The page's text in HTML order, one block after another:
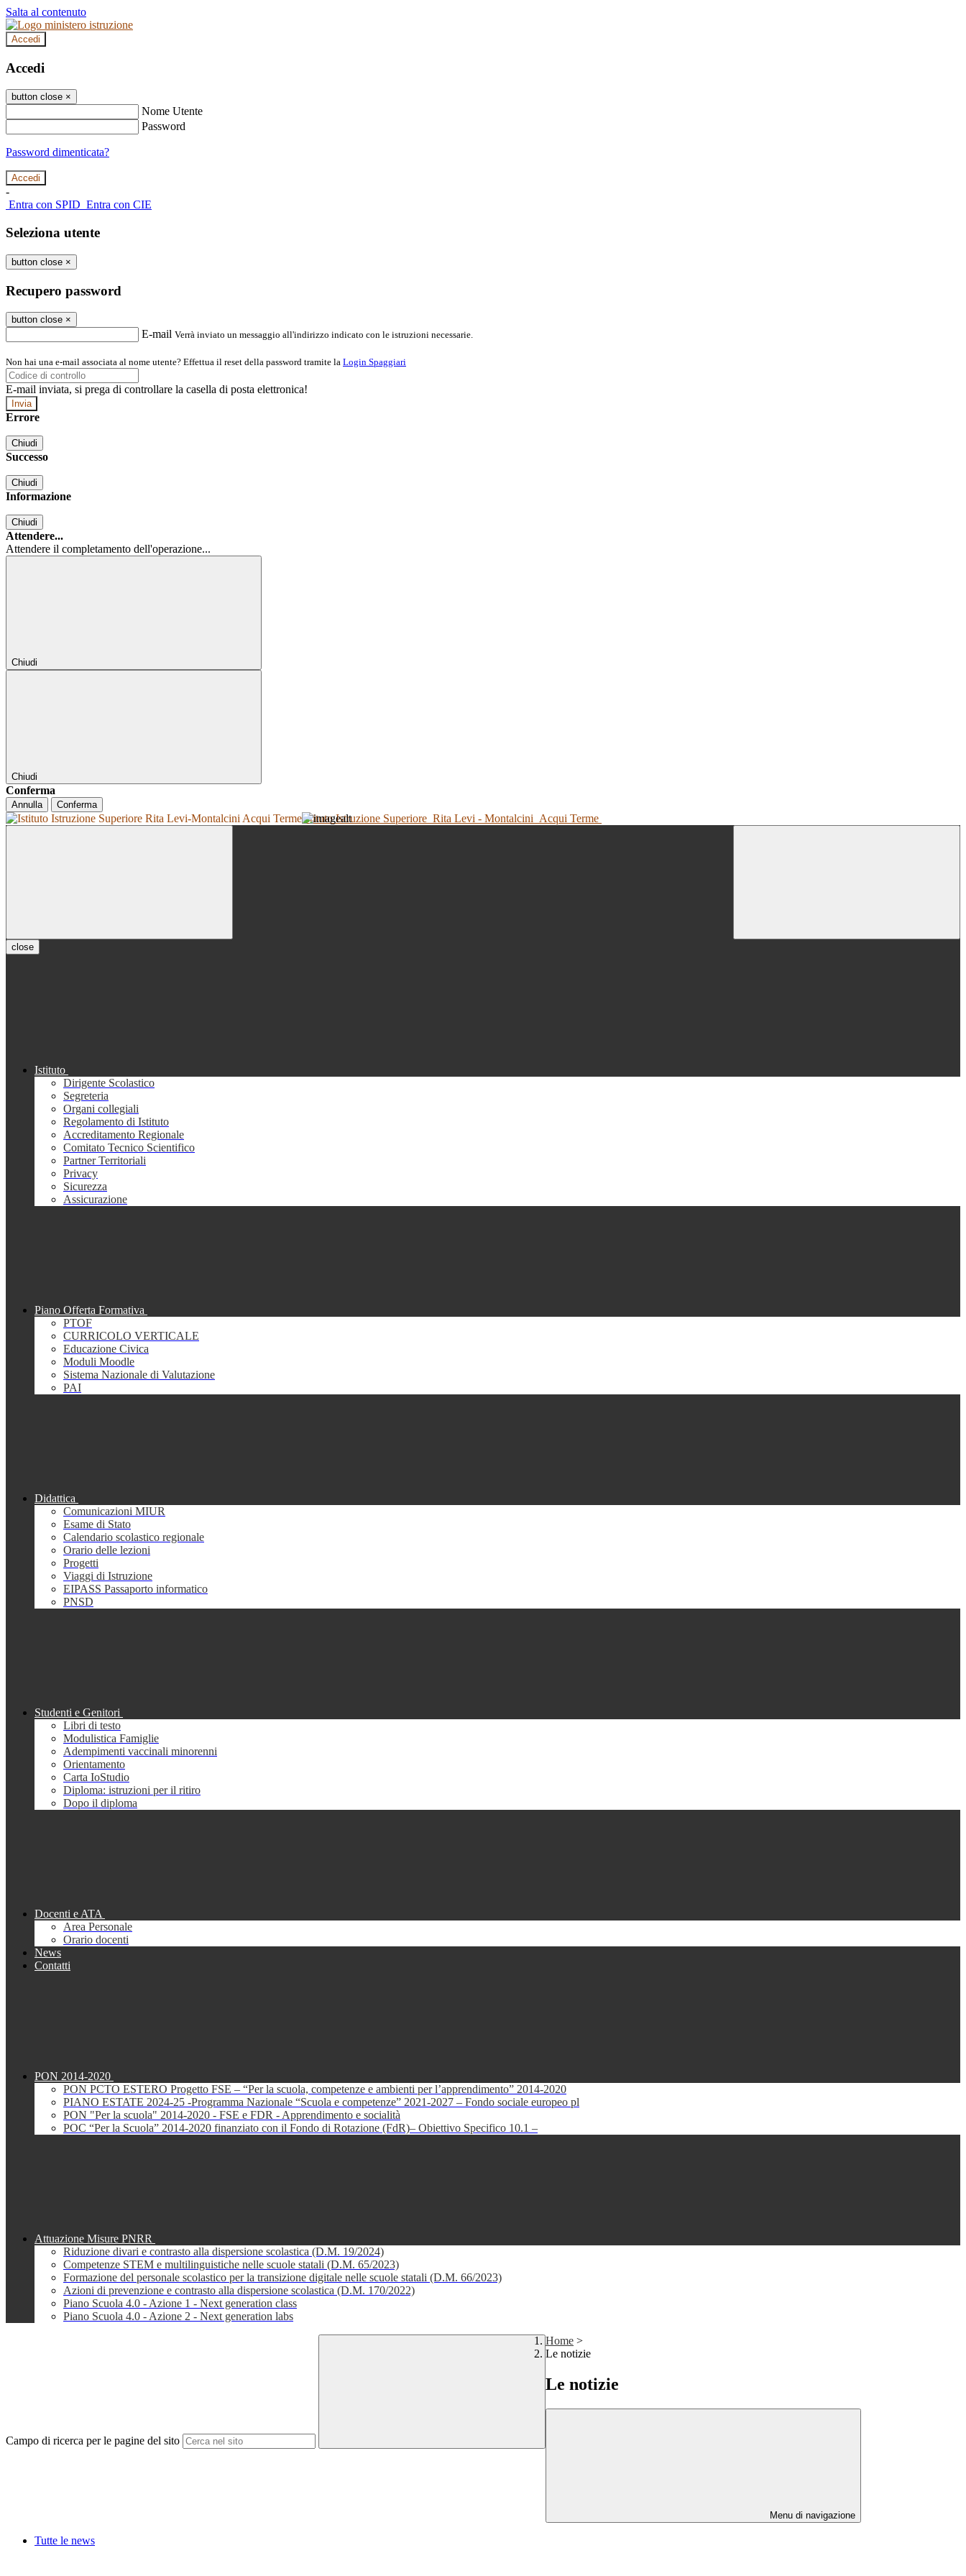
Salta al contenuto
Accedi
Accedi
button close ×
Nome Utente
Password
Password dimenticata?
-
Entra con SPID Entra con CIE
Seleziona utente
button close ×
Recupero password
button close ×
E-mail Verrà inviato un messaggio all'indirizzo indicato con le istruzioni necessarie.
Non hai una e-mail associata al nome utente? Effettua il reset della password tramite la Login Spaggiari
E-mail inviata, si prega di controllare la casella di posta elettronica!
Errore
Chiudi
Successo
Chiudi
Informazione
Chiudi
Attendere...
Attendere il completamento dell'operazione...
Chiudi
Chiudi
Conferma
Annulla Conferma
Istituto Istruzione Superiore Rita Levi - Montalcini Acqui Terme
close
Istituto
Dirigente Scolastico
Segreteria
Organi collegiali
Regolamento di Istituto
Accreditamento Regionale
Comitato Tecnico Scientifico
Partner Territoriali
Privacy
Sicurezza
Assicurazione
Piano Offerta Formativa
PTOF
CURRICOLO VERTICALE
Educazione Civica
Moduli Moodle
Sistema Nazionale di Valutazione
PAI
Didattica
Comunicazioni MIUR
Esame di Stato
Calendario scolastico regionale
Orario delle lezioni
Progetti
Viaggi di Istruzione
EIPASS Passaporto informatico
PNSD
Studenti e Genitori
Libri di testo
Modulistica Famiglie
Adempimenti vaccinali minorenni
Orientamento
Carta IoStudio
Diploma: istruzioni per il ritiro
Dopo il diploma
Docenti e ATA
Area Personale
Orario docenti
News
Contatti
PON 2014-2020
PON PCTO ESTERO Progetto FSE – “Per la scuola, competenze e ambienti per l’apprendimento” 2014-2020
PIANO ESTATE 2024-25 -Programma Nazionale “Scuola e competenze” 2021-2027 – Fondo sociale europeo pl
PON "Per la scuola" 2014-2020 - FSE e FDR - Apprendimento e socialità
POC “Per la Scuola” 2014-2020 finanziato con il Fondo di Rotazione (FdR)– Obiettivo Specifico 10.1 –
Attuazione Misure PNRR
Riduzione divari e contrasto alla dispersione scolastica (D.M. 19/2024)
Competenze STEM e multilinguistiche nelle scuole statali (D.M. 65/2023)
Formazione del personale scolastico per la transizione digitale nelle scuole statali (D.M. 66/2023)
Azioni di prevenzione e contrasto alla dispersione scolastica (D.M. 170/2022)
Piano Scuola 4.0 - Azione 1 - Next generation class
Piano Scuola 4.0 - Azione 2 - Next generation labs
Campo di ricerca per le pagine del sito
Home >
Le notizie
Le notizie
Menu di navigazione
Tutte le news